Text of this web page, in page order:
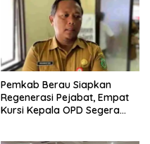
Pemkab Berau Siapkan
Regenerasi Pejabat, Empat
Kursi Kepala OPD Segera